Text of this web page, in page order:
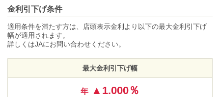
金利引下げ条件
適用条件を満たす方は、店頭表示金利より以下の最大金利引下げ
幅が適用されます。
詳しくはJAにお問い合わせください。
最大金利引下げ幅
年 ▲1.000％